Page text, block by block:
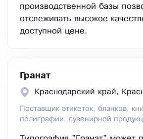
производственной базы
отслеживать высокое
доступной цене.
Гранат
Краснодарский край,
Поставщик этикеток, бланков,
полиграфии, сувенирной